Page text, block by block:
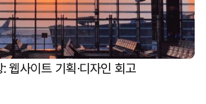
웹사이트 기획·디자인 회고